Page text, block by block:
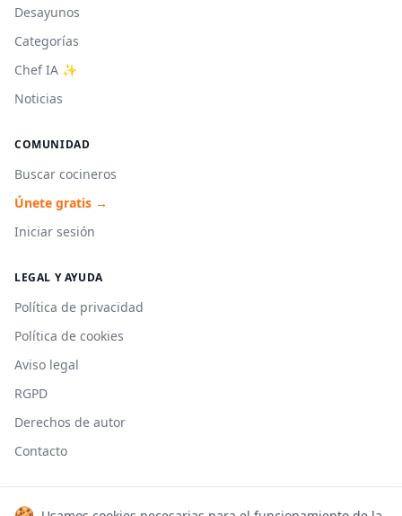
Desayunos
Categorías
Chef IA ✨
Noticias
COMUNIDAD
Buscar cocineros
Únete gratis →
Iniciar sesión
LEGAL Y AYUDA
Política de privacidad
Política de cookies
Aviso legal
RGPD
Derechos de autor
Contacto